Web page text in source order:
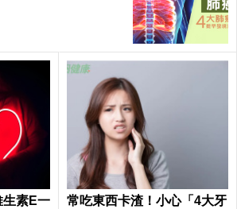
生素E一
常吃東西卡渣！小心「4大牙